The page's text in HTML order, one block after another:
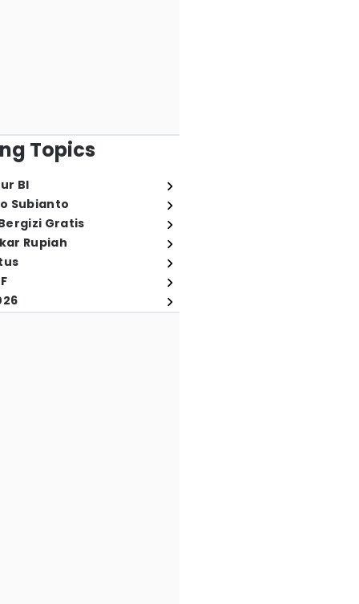
Topics
BI
Subianto
Gratis
Rupiah